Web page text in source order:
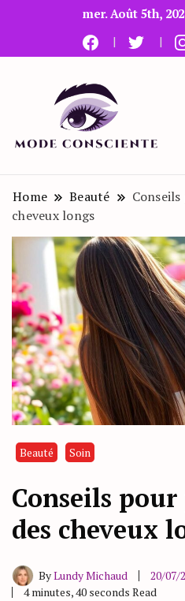
mer. Août 5th,
Home Beauté
cheveux longs
Beauté Soin
Conseils
des cheveux
ByLundy Michaud
20/07/
4 minutes, 40 seconds Read